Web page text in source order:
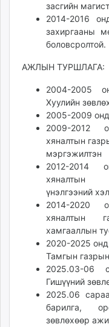
paparazzi.mn
unread.today
засгийн
2014-2016
захиргааны
боловсролтой.
АЖЛЫН ТУРШЛАГА:
2004-2005
Хуулийн
2005-2009
2009-2012
хяналтын
мэргэжилтэн
2012-2014
хяналтын
үнэлгээний
2014-2020
хяналтын
хамгааллын
2020-2025
Тамгын
2025.03-06
Гишүүний
2025.06
барилга,
зөвлөхөөр